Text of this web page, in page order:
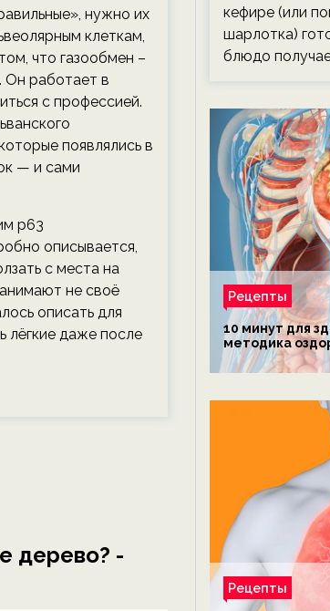
нужно их
клеткам,
что газообмен –
Он работает в
с профессией.
появлялись в
— и сами
р63
описывается,
с места на
не своё
описать для
лёгкие даже после
дерево? -
кефире (или
шарлотка)
блюдо
Рецепты
10 минут для
методика
Рецепты